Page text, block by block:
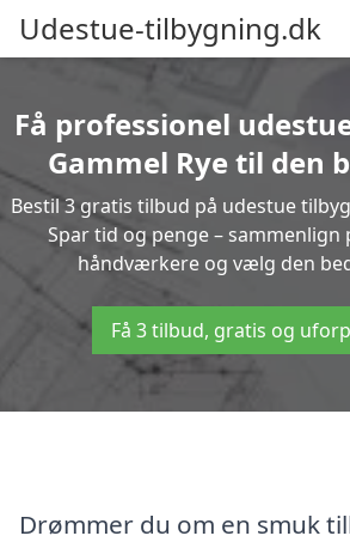
Udestue-tilbygning.dk
Få professionel
Gammel Rye til den
Bestil 3 gratis tilbud på udestue
Spar tid og penge –
håndværkere og vælg den
Få 3 tilbud, gratis og
Drømmer du om en smuk